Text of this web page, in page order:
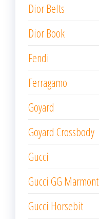
Dior Belts
Dior Book
Fendi
Ferragamo
Goyard
Goyard Crossbody
Gucci
Gucci GG Marmont
Gucci Horsebit